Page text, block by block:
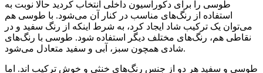
طوسی را برای دکوراسیون داخلی انتخاب کردید حالا نوبت به
استفاده از رنگ‌های مناسب در کنار آن می‌شود. با طوسی هم
می‌توان یک ترکیب شاد ایجاد کرد، به شرط اینکه از رنگ سفید و در
نقاطی هم، رنگ‌های مختلف دیگر استفاده شود. طوسی با رنگ‌های
شادی همچون سبز، آبی و سفید متعادل می‌شود.
طوسی و سفید هر دو از جنس رنگ‌های خنثی و خوش ترکیب اند. اما